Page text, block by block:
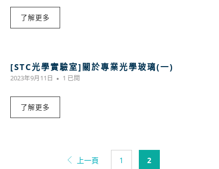
了解更多
[STC光學實驗室]關於專業光學玻璃(一)
2023年9月11日 1 已閱
了解更多
上一頁 1 2